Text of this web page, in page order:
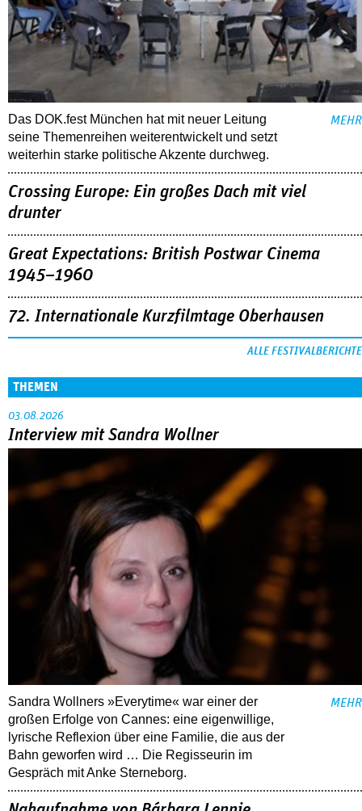
Das DOK.fest München hat mit neuer Leitung
seine Themenreihen weiterentwickelt und setzt
weiterhin starke politische Akzente durchweg.
MEHR
Crossing Europe: Ein großes Dach mit viel
drunter
Great Expectations: British Postwar Cinema
1945–1960
72. Internationale Kurzfilmtage Oberhausen
ALLE FESTIVALBERICHTE
THEMEN
03.08.2026
Interview mit Sandra Wollner
Sandra Wollners »Everytime« war einer der
großen Erfolge von Cannes: eine eigenwillige,
lyrische Reflexion über eine ­Familie, die aus der
Bahn geworfen wird … Die Regisseurin im
Gespräch mit Anke Sterneborg.
MEHR